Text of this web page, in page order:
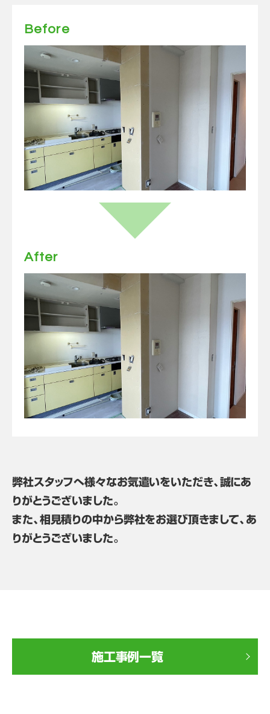
Before
After
弊社スタッフへ様々なお気遣いをいただき、誠にあ
りがとうございました。
また、相見積りの中から弊社をお選び頂きまして、あ
りがとうございました。
施工事例一覧